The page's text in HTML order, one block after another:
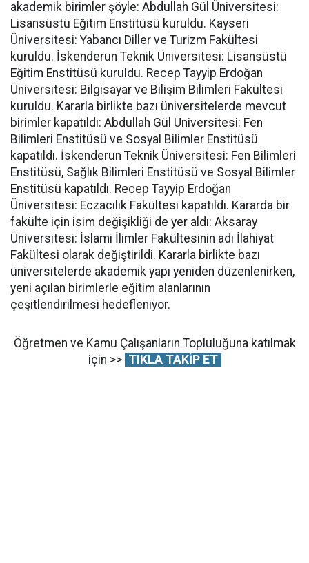
akademik birimler şöyle: Abdullah Gül Üniversitesi:
Lisansüstü Eğitim Enstitüsü kuruldu. Kayseri
Üniversitesi: Yabancı Diller ve Turizm Fakültesi
kuruldu. İskenderun Teknik Üniversitesi: Lisansüstü
Eğitim Enstitüsü kuruldu. Recep Tayyip Erdoğan
Üniversitesi: Bilgisayar ve Bilişim Bilimleri Fakültesi
kuruldu. Kararla birlikte bazı üniversitelerde mevcut
birimler kapatıldı: Abdullah Gül Üniversitesi: Fen
Bilimleri Enstitüsü ve Sosyal Bilimler Enstitüsü
kapatıldı. İskenderun Teknik Üniversitesi: Fen Bilimleri
Enstitüsü, Sağlık Bilimleri Enstitüsü ve Sosyal Bilimler
Enstitüsü kapatıldı. Recep Tayyip Erdoğan
Üniversitesi: Eczacılık Fakültesi kapatıldı. Kararda bir
fakülte için isim değişikliği de yer aldı: Aksaray
Üniversitesi: İslami İlimler Fakültesinin adı İlahiyat
Fakültesi olarak değiştirildi. Kararla birlikte bazı
üniversitelerde akademik yapı yeniden düzenlenirken,
yeni açılan birimlerle eğitim alanlarının
çeşitlendirilmesi hedefleniyor.
Öğretmen ve Kamu Çalışanların Topluluğuna katılmak
için >> TIKLA TAKİP ET